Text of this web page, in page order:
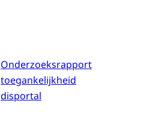
Onderzoeksrapport
toegankelijkheid
disportal